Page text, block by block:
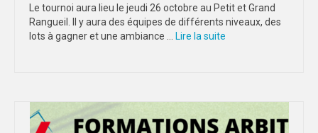
Le tournoi aura lieu le jeudi 26 octobre au Petit et Grand
Rangueil. Il y aura des équipes de différents niveaux, des
lots à gagner et une ambiance … Lire la suite­­